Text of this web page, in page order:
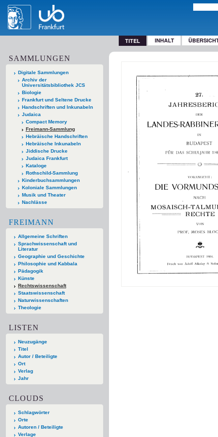
TITEL INHALT
SAMMLUNGEN
Digitale Sammlungen
Archiv der
Universitätsbibliothek JCS
Biologie
Frankfurt und Seltene Drucke
Handschriften und Inkunabeln
Judaica
Compact Memory
Freimann-Sammlung
Hebräische Handschriften
Hebräische Inkunabeln
Jiddische Drucke
Judaica Frankfurt
Kataloge
Rothschild-Sammlung
Kinderbuchsammlungen
Koloniale Sammlungen
Musik und Theater
Nachlässe
FREIMANN
Allgemeine Schriften
Sprachwissenschaft und
Literatur
Geographie und Geschichte
Philosophie und Kabbala
Pädagogik
Künste
Rechtswissenschaft
Staatswissenschaft
Naturwissenschaften
Theologie
LISTEN
Neuzugänge
Titel
Autor / Beteiligte
Ort
Verlag
Jahr
CLOUDS
Schlagwörter
Orte
Autoren / Beteiligte
Verlage